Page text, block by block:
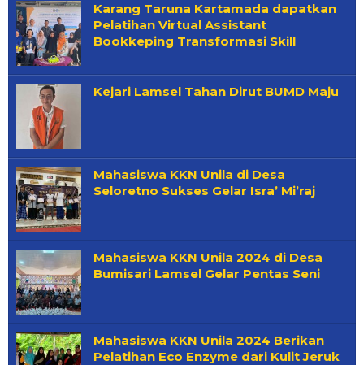
Karang Taruna Kartamada dapatkan
Pelatihan Virtual Assistant
Bookkeping Transformasi Skill
Kejari Lamsel Tahan Dirut BUMD Maju
Mahasiswa KKN Unila di Desa
Seloretno Sukses Gelar Isra’ Mi’raj
Mahasiswa KKN Unila 2024 di Desa
Bumisari Lamsel Gelar Pentas Seni
Mahasiswa KKN Unila 2024 Berikan
Pelatihan Eco Enzyme dari Kulit Jeruk